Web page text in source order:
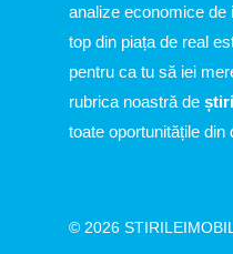
analize economice de
top din piața de real
pentru ca tu să iei
rubrica noastră de
toate oportunitățile din
© 2026